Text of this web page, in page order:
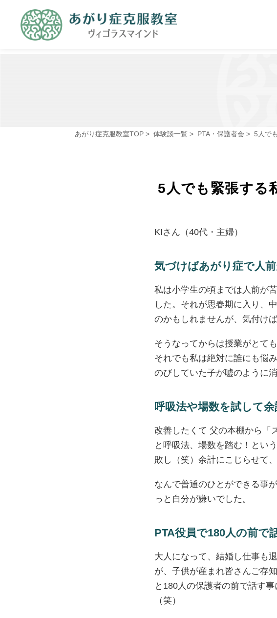
あがり症克服教室TOP > 体験談一覧 > PTA・保護者会 > 5人で
5人でも緊張する
KIさん（40代・主婦）
気づけばあがり症で人
私は小学生の頃までは人前が
した。それが思春期に入り、
のかもしれませんが、気付け
そうなってからは授業がとて
それでも私は絶対に誰にも悩
のびしていた子が嘘のように
呼吸法や場数を試して
改善したくて 父の本棚から「
と呼吸法、場数を踏む！とい
敗し（笑）余計にこじらせて
なんで普通のひとができる事
っと自分が嫌いでした。
PTA役員で180人の前で
大人になって、結婚し仕事も
が、子供が産まれ皆さんご存
と180人の保護者の前で話す
（笑）